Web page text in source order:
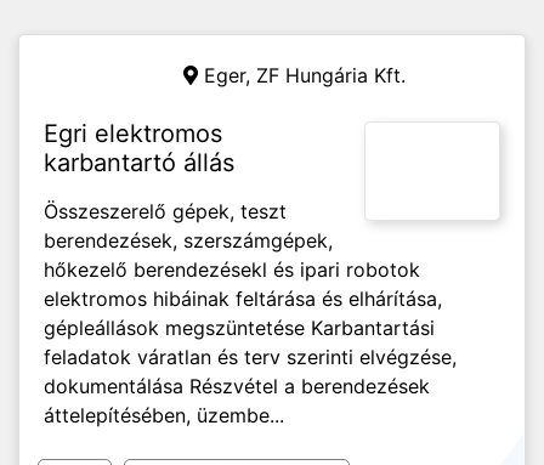
Eger, ZF Hungária Kft.
Egri elektromos
karbantartó állás
Összeszerelő gépek, teszt
berendezések, szerszámgépek,
hőkezelő berendezésekl és ipari robotok
elektromos hibáinak feltárása és elhárítása,
gépleállások megszüntetése Karbantartási
feladatok váratlan és terv szerinti elvégzése,
dokumentálása Részvétel a berendezések
áttelepítésében, üzembe...